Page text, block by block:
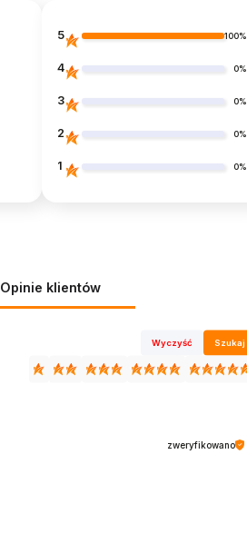
5 100%
4 0%
3 0%
2 0%
1 0%
Opinie klientów
Wyczyść Szukaj
zweryfikowano